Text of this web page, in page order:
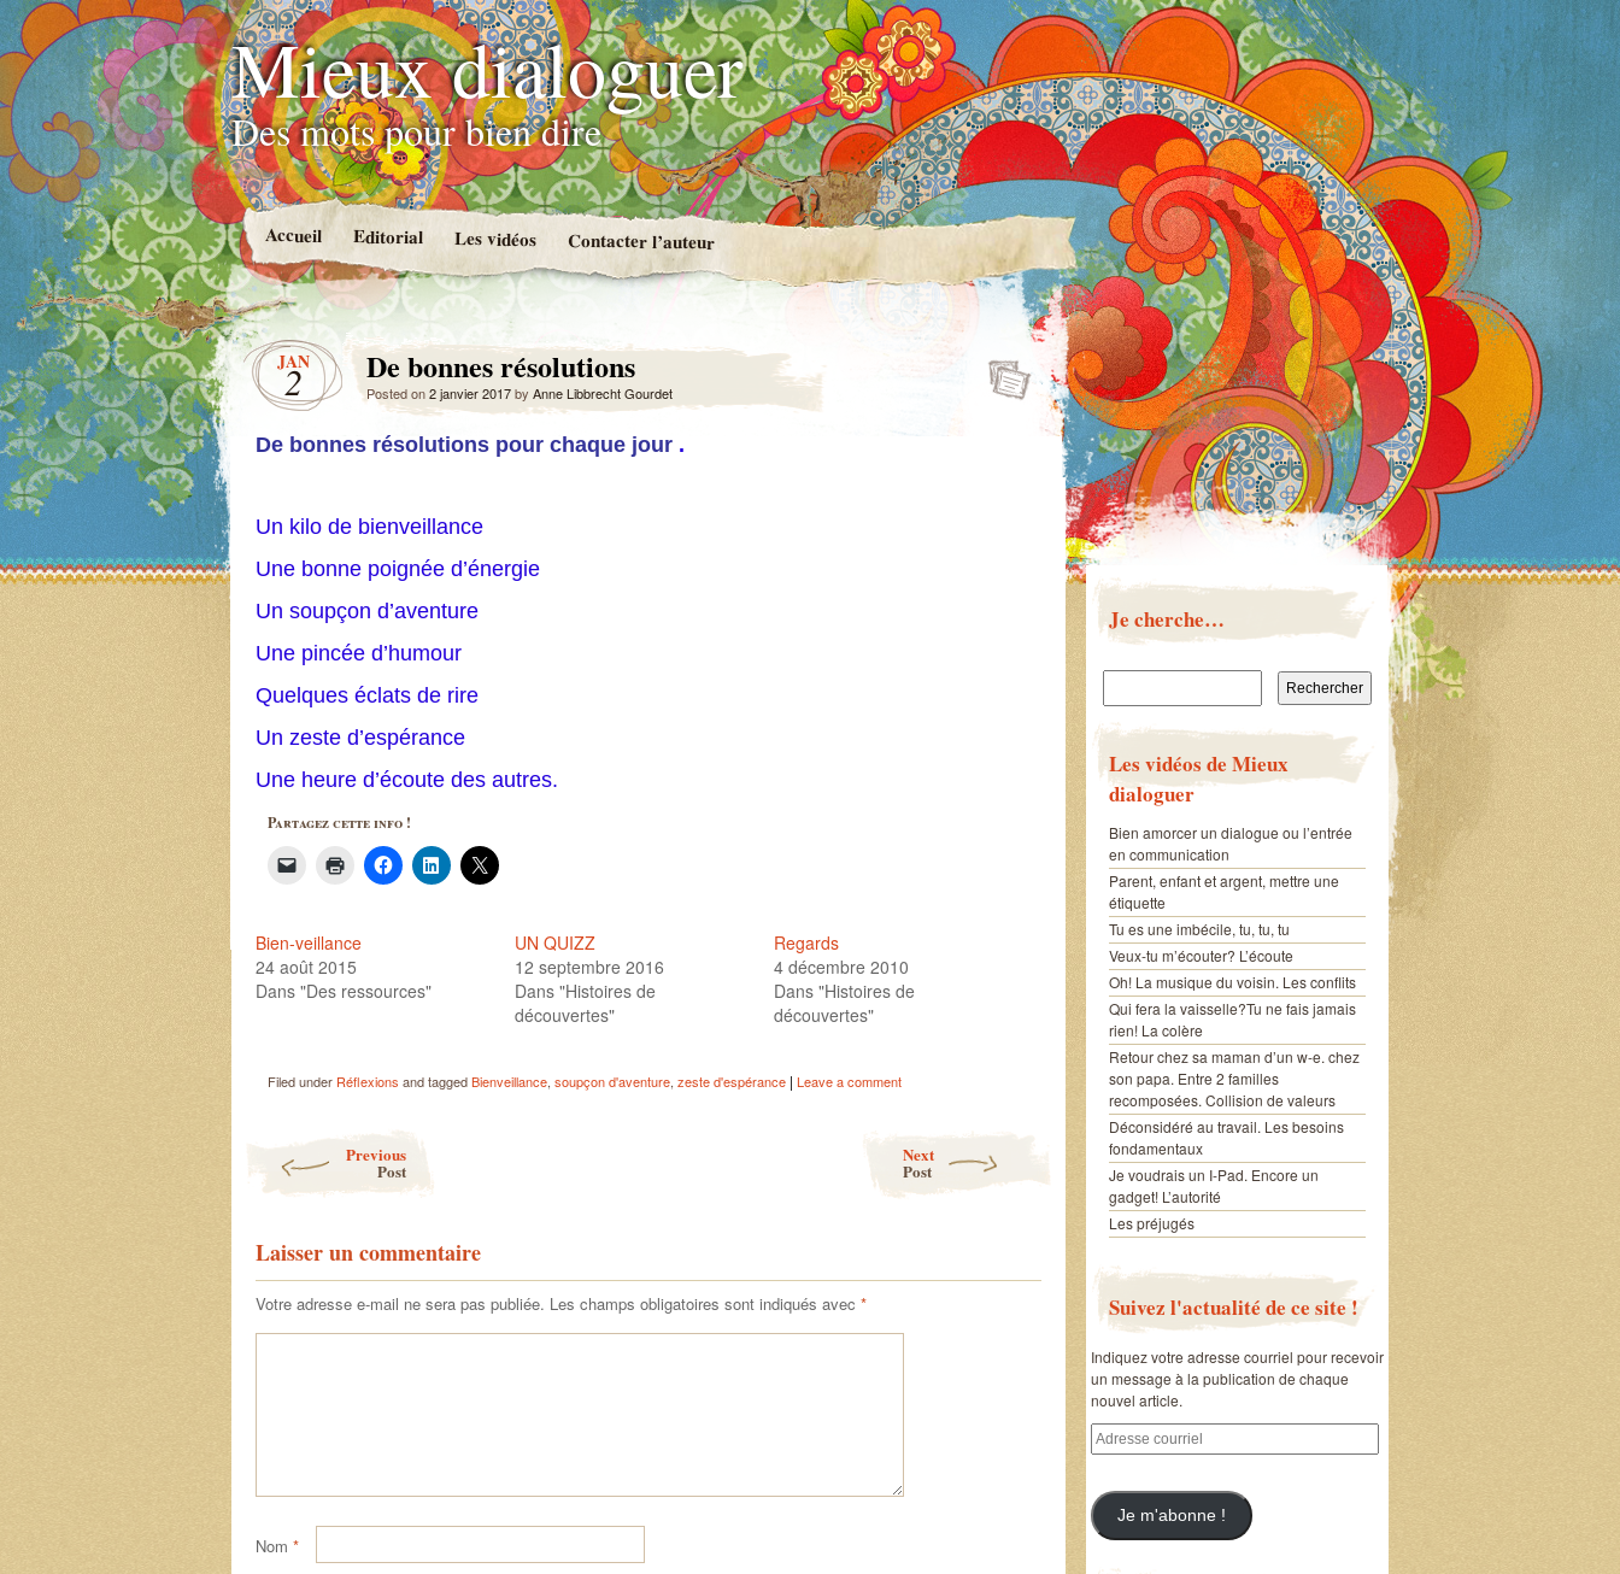
Mieux dialoguer
Des mots pour bien dire
Accueil Editorial Les vidéos Contacter l’auteur
JAN
2 De bonnes résolutions
Posted on2 janvier 2017by Anne Libbrecht Gourdet
De bonnes résolutions pour chaque jour .
Un kilo de bienveillance
Une bonne poignée d’énergie
Un soupçon d’aventure
Une pincée d’humour
Quelques éclats de rire
Un zeste d’espérance
Une heure d’écoute des autres.
Partagez cette info !
Bien-veillance
24 août 2015
Dans "Des ressources"
UN QUIZZ
12 septembre 2016
Dans "Histoires de
découvertes"
Regards
4 décembre 2010
Dans "Histoires de
découvertes"
Filed under Réflexions and taggedBienveillance, soupçon d'aventure, zeste d'espérance | Leave a comment
Previous
Post
Next
Post
Laisser un commentaire
Votre adresse e-mail ne sera pas publiée. Les champs obligatoires sont indiqués avec *
Nom *
Je cherche…
Rechercher :
Les vidéos de Mieux
dialoguer
Bien amorcer un dialogue ou l’entrée
en communication
Parent, enfant et argent, mettre une
étiquette
Tu es une imbécile, tu, tu, tu
Veux-tu m’écouter? L’écoute
Oh! La musique du voisin. Les conflits
Qui fera la vaisselle?Tu ne fais jamais
rien! La colère
Retour chez sa maman d’un w-e. chez
son papa. Entre 2 familles
recomposées. Collision de valeurs
Déconsidéré au travail. Les besoins
fondamentaux
Je voudrais un I-Pad. Encore un
gadget! L’autorité
Les préjugés
Suivez l'actualité de ce site !
Indiquez votre adresse courriel pour recevoir
un message à la publication de chaque
nouvel article.
Adresse
courriel
Je m'abonne !